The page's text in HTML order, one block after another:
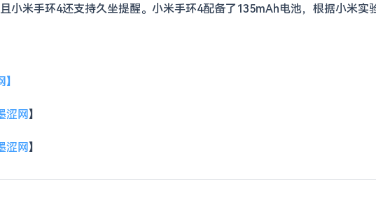
小米手环4还支持久坐提醒。小米手环4配备了135mAh电池，根据小米实
涩网】
涩网】